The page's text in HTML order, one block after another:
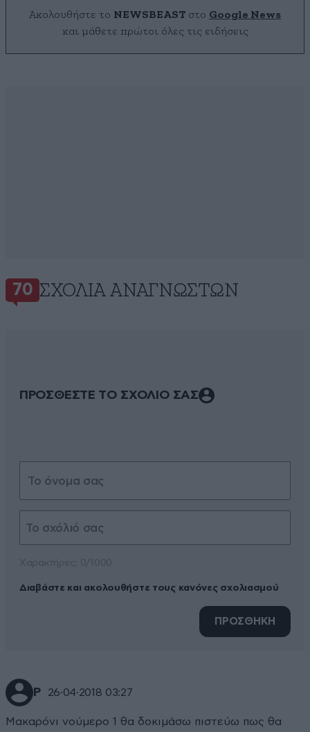
Ακολουθήστε το NEWSBEAST στο Google News
και μάθετε πρώτοι όλες τις ειδήσεις
70 ΣΧΌΛΙΑ ΑΝΑΓΝΩΣΤΏΝ
ΠΡΟΣΘΕΣΤΕ ΤΟ ΣΧΟΛΙΟ ΣΑΣ
Διαβάστε και ακολουθήστε τους κανόνες σχολιασμού
ΠΡΟΣΘΗΚΗ
Ρ 26·04·2018 03:27
Μακαρόνι νούμερο 1 θα δοκιμάσω πιστεύω πως θα